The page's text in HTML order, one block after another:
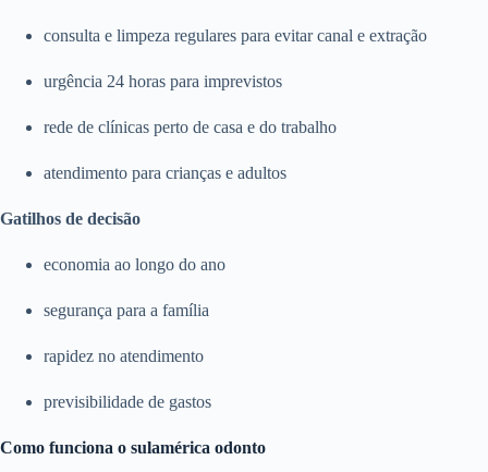
consulta e limpeza regulares para evitar canal e extração
urgência 24 horas para imprevistos
rede de clínicas perto de casa e do trabalho
atendimento para crianças e adultos
Gatilhos de decisão
economia ao longo do ano
segurança para a família
rapidez no atendimento
previsibilidade de gastos
Como funciona o sulamérica odonto